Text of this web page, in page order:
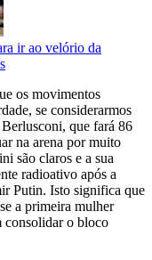
ir ao velório da
os movimentos
se considerarmos
que fará 86
na arena por muito
são claros e a sua
radioativo após a
Putin. Isto significa que
a primeira mulher
consolidar o bloco